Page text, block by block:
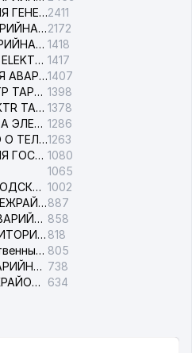
ТЕЛЕФОНЫ ДОВЕРИЯ ГЕНЕРАЛЬНОЙ ПРОКУРАТУРЫ РЕСПУБЛИКИ УЗБЕКИСТАН2411
АЛМАЗАРСКАЯ АВАРИЙНАЯ СЛУЖБА ЭЛЕКТРОСЕТИ2172
УЧТЕПИНСКАЯ АВАРИЙНАЯ СЛУЖБА ЭЛЕКТРОСЕТИ 1418
TOSHKENT SHAHAR ELEKTR TARMOQLARI KORXONASI АО 1417
ШАЙХАНТАХУРСКАЯ АВАРИЙНАЯ СЛУЖБА ЭЛЕКТРОСЕТИ1407
САМАРКАНД ЭЛЕКТР ТАРМОКЛАРИ АО 1398
SURHONDARYO ELEKTR TARMOKLARI АО 1378
АВАРИЙНАЯ СЛУЖБА ЭЛЕКТРОСЕТИ ТАШКЕНТСКОГО РАЙОНА 1286
СПРАВОЧНОЕ БЮРО О ТЕЛЕФОНАХ ОРГАНИЗАЦИЙ г. ТАШКЕНТА1263
ТЕЛЕФОНЫ ДОВЕРИЯ ГОСУДАРСТВЕННОГО ЦЕНТРА ТЕСТИРОВАНИЯ 1080
1065
ТАШКЕНТСКИЙ ГОРОДСКОЙ СУД ПО ГРАЖДАНСКИМ ДЕЛАМ 1002
ЯККАСАРАЙСКИЙ МЕЖРАЙОННЫЙ СУД ПО ГРАЖДАНСКИМ ДЕЛАМ887
ЮНУСАБАДСКАЯ АВАРИЙНАЯ СЛУЖБА ЭЛЕКТРОСЕТИ 858
НАВОИЙСКОЕ ТЕРРИТОРИАЛЬНОЕ ПРЕДПРИЯТИЕ ЭЛЕКТРОСЕТИ АО 818
Ташкентский следственный изолятор 805
СЕРГЕЛИЙСКАЯ АВАРИЙНАЯ СЛУЖБА ЭЛЕКТРОСЕТИ 738
УЧТЕПИНСКИЙ МЕЖРАЙОННЫЙ СУД ПО ГРАЖДАНСКИМ ДЕЛАМ 634